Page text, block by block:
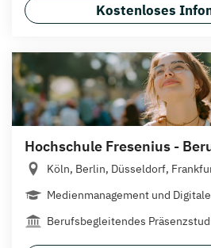
Kostenloses
Hochschule Fresenius -
Köln, Berlin, Düsseldorf,
Medienmanagement und
Berufsbegleitendes